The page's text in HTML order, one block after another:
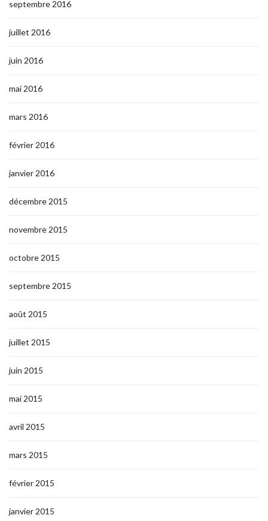
septembre 2016
juillet 2016
juin 2016
mai 2016
mars 2016
février 2016
janvier 2016
décembre 2015
novembre 2015
octobre 2015
septembre 2015
août 2015
juillet 2015
juin 2015
mai 2015
avril 2015
mars 2015
février 2015
janvier 2015